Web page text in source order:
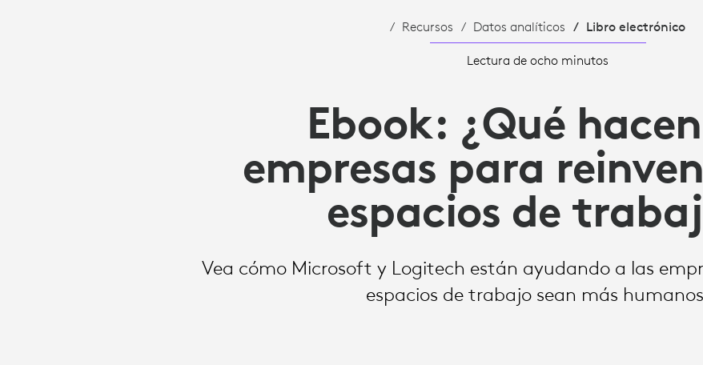
Recursos Datos analíticos Libro electrónico
Lectura de ocho minutos
Ebook: ¿Qué
empresas para
espacios de
Vea cómo Microsoft y Logitech están ayudando a las
espacios de trabajo sean más